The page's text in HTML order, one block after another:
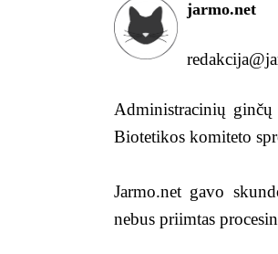
jarmo.net
Administracinių ginčų
Biotetikos komiteto
Jarmo.net gavo
nebus priimtas